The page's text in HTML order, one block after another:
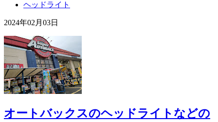
ヘッドライト
2024年02月03日
オートバックスのヘッドライトなどの